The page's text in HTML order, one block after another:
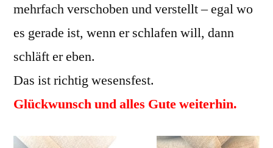
mehrfach verschoben und verstellt – egal wo
es gerade ist, wenn er schlafen will, dann
schläft er eben.
Das ist richtig wesensfest.
Glückwunsch und alles Gute weiterhin.